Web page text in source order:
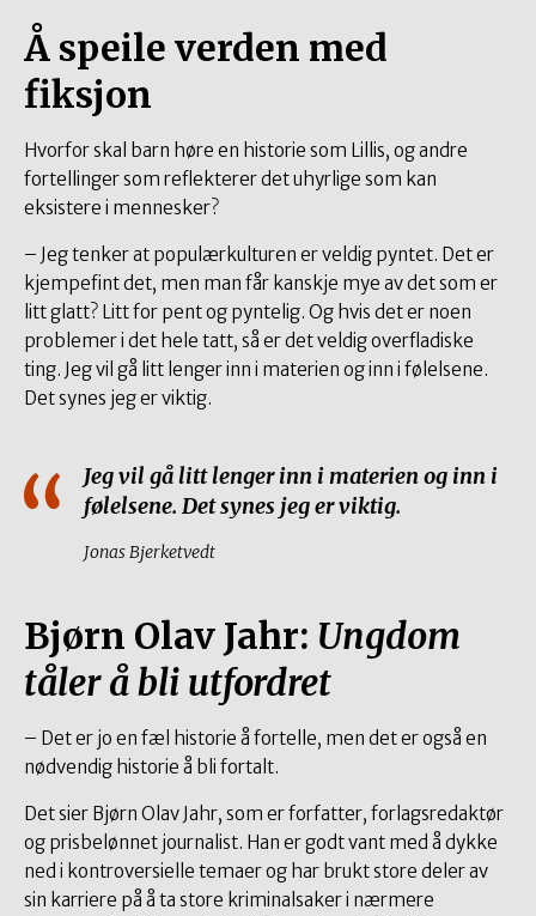
Å speile verden med
fiksjon
Hvorfor skal barn høre en historie som Lillis, og andre
fortellinger som reflekterer det uhyrlige som kan
eksistere i mennesker?
– Jeg tenker at populærkulturen er veldig pyntet. Det er
kjempefint det, men man får kanskje mye av det som er
litt glatt? Litt for pent og pyntelig. Og hvis det er noen
problemer i det hele tatt, så er det veldig overfladiske
ting. Jeg vil gå litt lenger inn i materien og inn i følelsene.
Det synes jeg er viktig.
Jeg vil gå litt lenger inn i materien og inn i
følelsene. Det synes jeg er viktig.
Jonas Bjerketvedt
Bjørn Olav Jahr: Ungdom
tåler å bli utfordret
– Det er jo en fæl historie å fortelle, men det er også en
nødvendig historie å bli fortalt.
Det sier Bjørn Olav Jahr, som er forfatter, forlagsredaktør
og prisbelønnet journalist. Han er godt vant med å dykke
ned i kontroversielle temaer og har brukt store deler av
sin karriere på å ta store kriminalsaker i nærmere